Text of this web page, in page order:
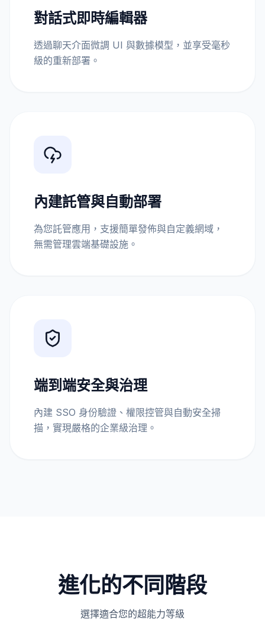
對話式即時編輯器
透過聊天介面微調 UI 與數據模型，並享受毫秒
級的重新部署。
內建託管與自動部署
為您託管應用，支援簡單發佈與自定義網域，
無需管理雲端基礎設施。
端到端安全與治理
內建 SSO 身份驗證、權限控管與自動安全掃
描，實現嚴格的企業級治理。
進化的不同階段
選擇適合您的超能力等級